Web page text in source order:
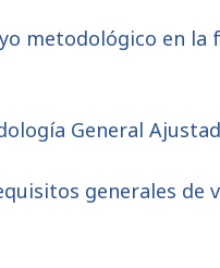
metodológico en
General
generales de